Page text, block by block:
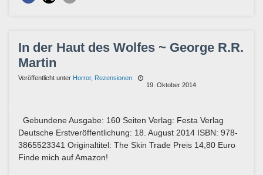
In der Haut des Wolfes ~ George R.R.
Martin
Veröffentlicht unter Horror, Rezensionen
19. Oktober 2014
Gebundene Ausgabe: 160 Seiten Verlag: Festa Verlag
Deutsche Erstveröffentlichung: 18. August 2014 ISBN: 978-
3865523341 Originaltitel: The Skin Trade Preis 14,80 Euro
Finde mich auf Amazon!